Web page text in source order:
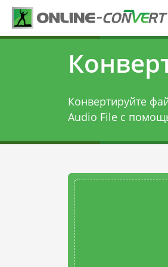
Конвертируйте
Audio File с